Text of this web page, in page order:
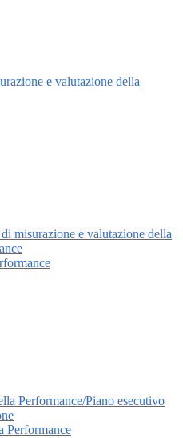
e valutazione della
di misurazione e valutazione della
Performance/Piano esecutivo
Performance